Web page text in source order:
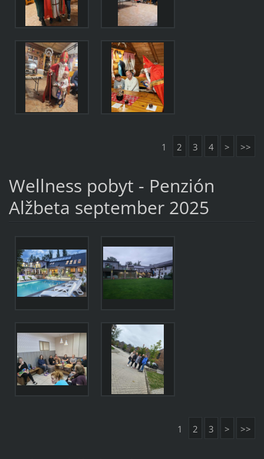
1 2 3 4 > >>
Wellness pobyt - Penzión
Alžbeta september 2025
1 2 3 > >>